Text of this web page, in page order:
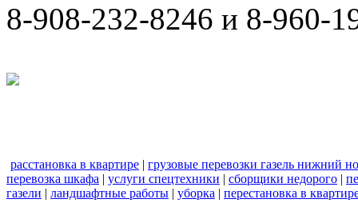
8-908-232-8246 и 8-960-
расстановка в квартире | грузовые перевозки газель нижний
перевозка шкафа | услуги спецтехники | сборщики недорого |
газели | ландшафтные работы | уборка | перестановка в